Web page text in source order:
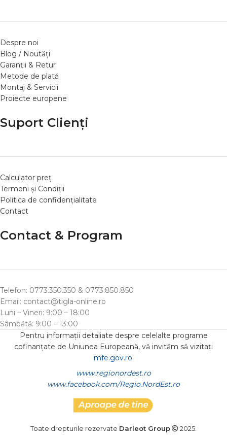
Despre noi
Blog / Noutăți
Garanții & Retur
Metode de plată
Montaj & Servicii
Proiecte europene
Suport Clienți
Calculator preț
Termeni și Condiții
Politica de confidențialitate
Contact
Contact & Program
Telefon: 0773.350.350 & 0773.850.850
Email: contact@tigla-online.ro
Luni – Vineri: 9:00 – 18:00
Sâmbătă: 9:00 – 13:00
Pentru informații detaliate despre celelalte programe
cofinanțate de Uniunea Europeană, vă invităm să vizitați
mfe.gov.ro.
www.regionordest.ro
www.facebook.com/Regio.NordEst.ro
Toate drepturile rezervate Darleot Group 2025.